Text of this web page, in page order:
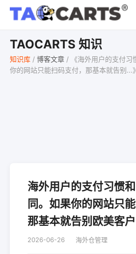
TAOCARTS 知识
知识库 / 博客文章 /
《海外用户的支付
你的网站只能扫码支付，那基本就告别...》
海外用户的支付习惯
同。如果你的网站只能
那基本就告别欧美客户
2026-06-26 海外仓管理